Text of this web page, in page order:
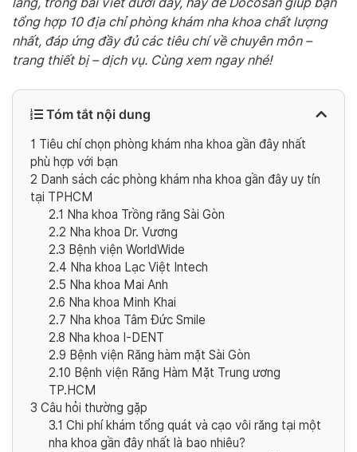
tổng hợp 10 địa chỉ phòng khám nha khoa chất lượng
nhất, đáp ứng đầy đủ các tiêu chí về chuyên môn –
trang thiết bị – dịch vụ. Cùng xem ngay nhé!
Tóm tắt nội dung
1 Tiêu chí chọn phòng khám nha khoa gần đây nhất
phù hợp với bạn
2 Danh sách các phòng khám nha khoa gần đây uy tín
tại TPHCM
2.1 Nha khoa Trồng răng Sài Gòn
2.2 Nha khoa Dr. Vương
2.3 Bệnh viện WorldWide
2.4 Nha khoa Lạc Việt Intech
2.5 Nha khoa Mai Anh
2.6 Nha khoa Minh Khai
2.7 Nha khoa Tâm Đức Smile
2.8 Nha khoa I-DENT
2.9 Bệnh viện Răng hàm mặt Sài Gòn
2.10 Bệnh viện Răng Hàm Mặt Trung ương
TP.HCM
3 Câu hỏi thường gặp
3.1 Chi phí khám tổng quát và cạo vôi răng tại một
nha khoa gần đây nhất là bao nhiêu?